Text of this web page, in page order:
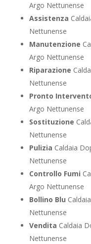
Argo Nettunense
Assistenza
Nettunense
Manutenzione
Argo Nettunense
Riparazione
Nettunense
Pronto
Argo Nettunense
Sostituzione
Nettunense
Pulizia Caldaia
Nettunense
Controllo Fumi
Argo Nettunense
Bollino Blu
Nettunense
Vendita Caldaia
Nettunense